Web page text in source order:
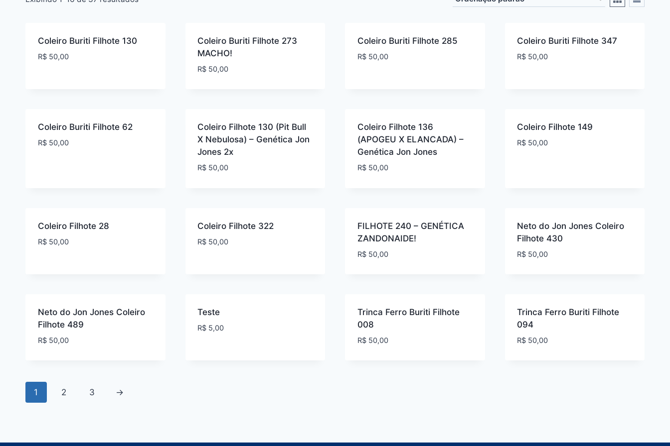
Coleiro Buriti Filhote 130
R$50,00
Coleiro Buriti Filhote 273
MACHO!
R$ 50,00
Coleiro Buriti Filhote 285
R$50,00
Coleiro Buriti Filhote 347
R$ 50,00
Coleiro Buriti Filhote 62
R$50,00
Coleiro Filhote 130 (Pit Bull
X Nebulosa) – Genética Jon
Jones 2x
R$ 50,00
Coleiro Filhote 136
(APOGEU X ELANCADA) –
Genética Jon Jones
R$50,00
Coleiro Filhote 149
R$ 50,00
Coleiro Filhote 28
R$50,00
Coleiro Filhote 322
R$ 50,00
FILHOTE 240 – GENÉTICA
ZANDONAIDE!
R$50,00
Neto do Jon Jones Coleiro
Filhote 430
R$ 50,00
Neto do Jon Jones Coleiro
Filhote 489
R$50,00
Teste
R$ 5,00
Trinca Ferro Buriti Filhote
008
R$50,00
Trinca Ferro Buriti Filhote
094
R$ 50,00
1 2 3 →